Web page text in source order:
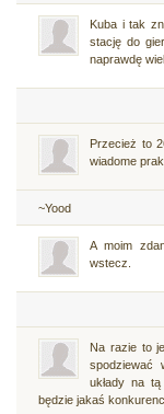
Kuba i tak
stację do
naprawdę
Przecież to
wiadome
~Yood
A moim
wstecz.
Na razie to
spodziewać
układy na
będzie jakaś